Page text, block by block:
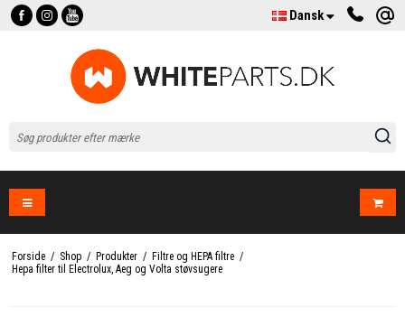
Dansk
Forside / Shop / Produkter / Filtre og HEPA filtre /
Hepa filter til Electrolux, Aeg og Volta støvsugere